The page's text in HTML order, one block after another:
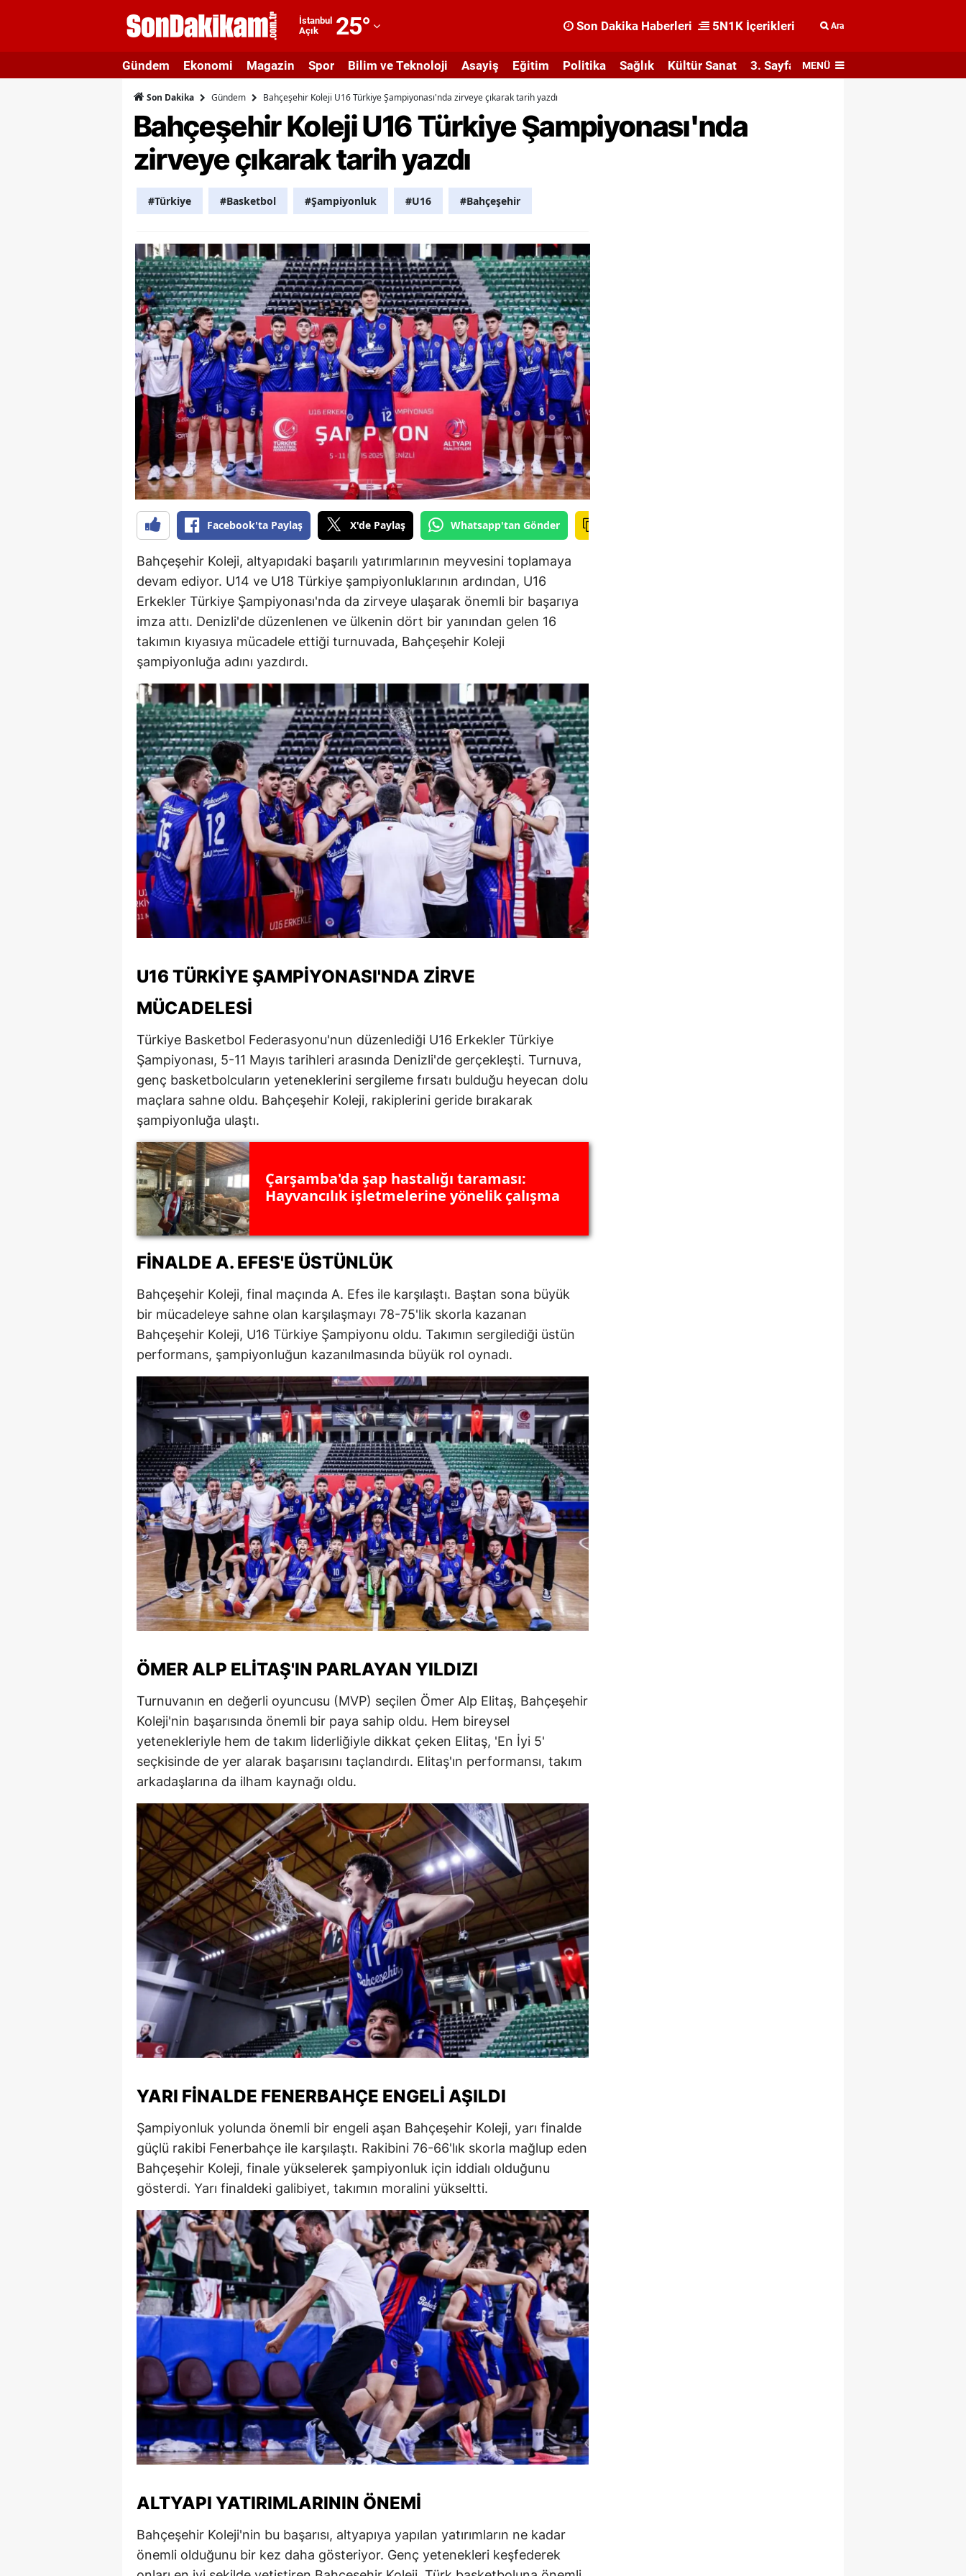
İstanbul
Açık
25°
Adıyaman
Afyonkarahisar
Ağrı
Amasya
Ankara
Artvin
Aydın
Balıkesir
Bilecik
Bingöl
Bitlis
Bolu
Burdur
Bursa
Çanakkale
Çankırı
Çorum
Denizli
Elazığ
Erzincan
Erzurum
Eskişehir
Gaziantep
Giresun
Gümüşhane
Hakkari
Hatay
Mersin
İzmir
Kars
Kastamonu
Kırşehir
Konya
Malatya
Manisa
Mardin
Muğla
Muş
Nevşehir
Niğde
Ordu
Rize
Sakarya
Samsun
Siirt
Sinop
Sivas
Tekirdağ
Tokat
Trabzon
Tunceli
Şanlıurfa
Uşak
Van
Yozgat
Zonguldak
Aksaray
Bayburt
Kırıkkale
Batman
Şırnak
Bartın
Ardahan
Iğdır
Yalova
Karabük
Kilis
Osmaniye
Son Dakika Haberleri 5N1K İçerikleri Ara
Gündem Ekonomi Magazin Spor Bilim ve Teknoloji Asayiş Eğitim Politika Sağlık Kültür Sanat 3. Sayfa MENÜ
Son Dakika Gündem Bahçeşehir Koleji U16 Türkiye Şampiyonası'nda zirveye çıkarak tarih yazdı
Bahçeşehir Koleji U16 Türkiye Şampiyonası'nda
zirveye çıkarak tarih yazdı
#Türkiye #Basketbol #Şampiyonluk #U16 #Bahçeşehir
Facebook'ta Paylaş X'de Paylaş Whatsapp'tan Gönder
Bahçeşehir Koleji, altyapıdaki başarılı yatırımlarının meyvesini toplamaya
devam ediyor. U14 ve U18 Türkiye şampiyonluklarının ardından, U16
Erkekler Türkiye Şampiyonası'nda da zirveye ulaşarak önemli bir başarıya
imza attı. Denizli'de düzenlenen ve ülkenin dört bir yanından gelen 16
takımın kıyasıya mücadele ettiği turnuvada, Bahçeşehir Koleji
şampiyonluğa adını yazdırdı.
U16 TÜRKIYE ŞAMPIYONASI'NDA ZIRVE
MÜCADELESI
Türkiye Basketbol Federasyonu'nun düzenlediği U16 Erkekler Türkiye
Şampiyonası, 5-11 Mayıs tarihleri arasında Denizli'de gerçekleşti. Turnuva,
genç basketbolcuların yeteneklerini sergileme fırsatı bulduğu heyecan dolu
maçlara sahne oldu. Bahçeşehir Koleji, rakiplerini geride bırakarak
şampiyonluğa ulaştı.
Çarşamba'da şap hastalığı taraması:
Hayvancılık işletmelerine yönelik çalışma
FINALDE A. EFES'E ÜSTÜNLÜK
Bahçeşehir Koleji, final maçında A. Efes ile karşılaştı. Baştan sona büyük
bir mücadeleye sahne olan karşılaşmayı 78-75'lik skorla kazanan
Bahçeşehir Koleji, U16 Türkiye Şampiyonu oldu. Takımın sergilediği üstün
performans, şampiyonluğun kazanılmasında büyük rol oynadı.
ÖMER ALP ELITAŞ'IN PARLAYAN YILDIZI
Turnuvanın en değerli oyuncusu (MVP) seçilen Ömer Alp Elitaş, Bahçeşehir
Koleji'nin başarısında önemli bir paya sahip oldu. Hem bireysel
yetenekleriyle hem de takım liderliğiyle dikkat çeken Elitaş, 'En İyi 5'
seçkisinde de yer alarak başarısını taçlandırdı. Elitaş'ın performansı, takım
arkadaşlarına da ilham kaynağı oldu.
YARI FINALDE FENERBAHÇE ENGELI AŞILDI
Şampiyonluk yolunda önemli bir engeli aşan Bahçeşehir Koleji, yarı finalde
güçlü rakibi Fenerbahçe ile karşılaştı. Rakibini 76-66'lık skorla mağlup eden
Bahçeşehir Koleji, finale yükselerek şampiyonluk için iddialı olduğunu
gösterdi. Yarı finaldeki galibiyet, takımın moralini yükseltti.
ALTYAPI YATIRIMLARININ ÖNEMI
Bahçeşehir Koleji'nin bu başarısı, altyapıya yapılan yatırımların ne kadar
önemli olduğunu bir kez daha gösteriyor. Genç yetenekleri keşfederek